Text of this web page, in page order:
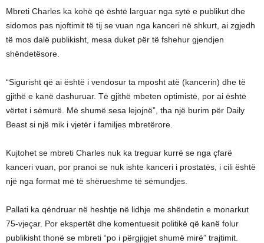
Mbreti Charles ka kohë që është larguar nga sytë e publikut dhe
sidomos pas njoftimit të tij se vuan nga kanceri në shkurt, ai zgjedh
të mos dalë publikisht, mesa duket për të fshehur gjendjen
shëndetësore.
“Sigurisht që ai është i vendosur ta mposht atë (kancerin) dhe të
gjithë e kanë dashuruar. Të gjithë mbeten optimistë, por ai është
vërtet i sëmurë. Më shumë sesa lejojnë”, tha një burim për Daily
Beast si një mik i vjetër i familjes mbretërore.
Kujtohet se mbreti Charles nuk ka treguar kurrë se nga çfarë
kanceri vuan, por pranoi se nuk ishte kanceri i prostatës, i cili është
një nga format më të shërueshme të sëmundjes.
Pallati ka qëndruar në heshtje në lidhje me shëndetin e monarkut
75-vjeçar. Por ekspertët dhe komentuesit politikë që kanë folur
publikisht thonë se mbreti “po i përgjigjet shumë mirë” trajtimit.